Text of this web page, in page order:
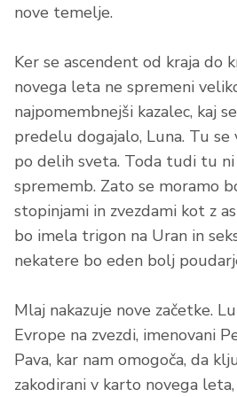
nove temelje.
Ker se ascendent od kraja do
novega leta ne spremeni
najpomembnejši kazalec, kaj
predelu dogajalo, Luna. Tu se
po delih sveta. Toda tudi tu
sprememb. Zato se moramo
stopinjami in zvezdami kot z
bo imela trigon na Uran in
nekatere bo eden bolj
Mlaj nakazuje nove začetke.
Evrope na zvezdi, imenovani
Pava, kar nam omogoča, da
zakodirani v karto novega